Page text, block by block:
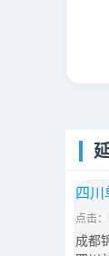
四川
点击
成都